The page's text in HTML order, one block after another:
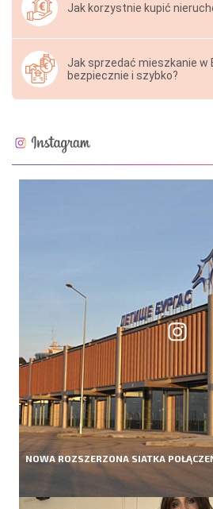
Jak korzystnie kupić
Jak sprzedać mieszkanie w
bezpiecznie i szybko?
NOWA ROZSZERZONA SIATKA